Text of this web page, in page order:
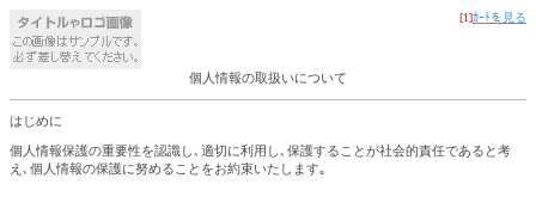
[1]ｶｰﾄを見る
個人情報の取扱いについて
はじめに
個人情報保護の重要性を認識し､適切に利用し､保護することが社会的責任であると考
え､個人情報の保護に努めることをお約束いたします｡